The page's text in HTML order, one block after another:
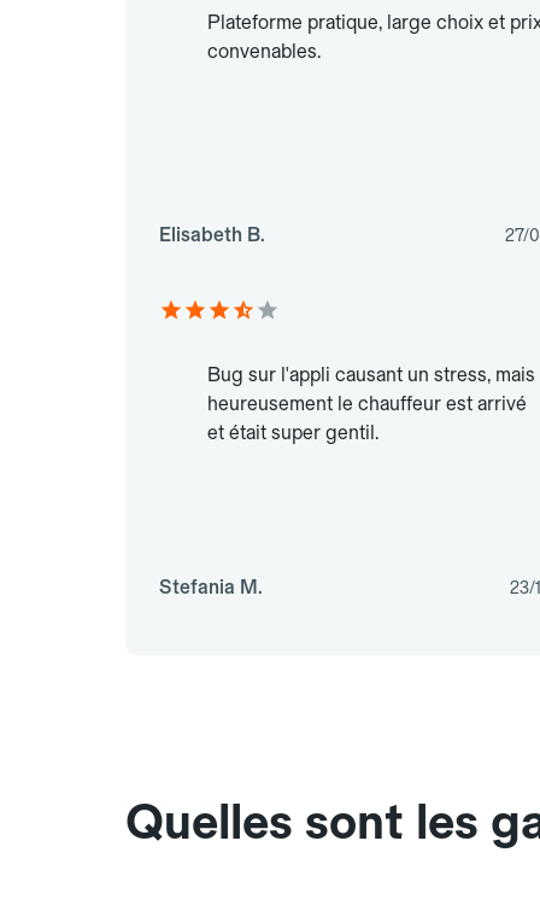
Plateforme pratique, large choix et
convenables.
Elisabeth B. 27/
Bug sur l'appli causant un stress, mais
heureusement le chauffeur est arrivé
et était super gentil.
Stefania M. 23/
Quelles sont les